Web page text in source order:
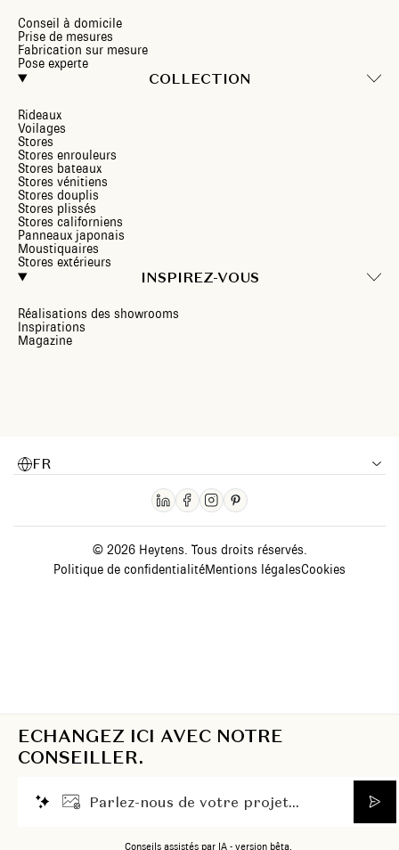
ECHANGEZ ICI AVEC NOTRE
CONSEILLER.
Parlez-nous de votre projet...
Conseils assistés par IA - version bêta.
Conseil à domicile
Prise de mesures
Fabrication sur mesure
Pose experte
COLLECTION
Rideaux
Voilages
Stores
Stores enrouleurs
Stores bateaux
Stores vénitiens
Stores douplis
Stores plissés
Stores californiens
Panneaux japonais
Moustiquaires
Stores extérieurs
INSPIREZ-VOUS
Réalisations des showrooms
Inspirations
Magazine
FR
© 2026 Heytens. Tous droits réservés.
Politique de confidentialitéMentions légalesCookies